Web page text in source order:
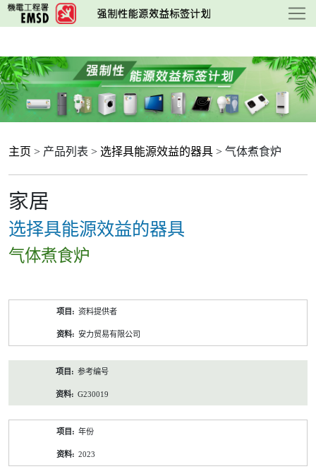
跳
至
要
内
容
主页 > 产品列表 > 选择具能源效益的器具 > 气体煮食炉
家居
选择具能源效益的器具
气体煮食炉
资料提供者
安力贸易有限公司
参考编号
G230019
年份
2023